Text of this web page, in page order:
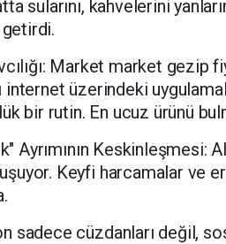
sularını, kahvelerini
getirdi.
Market market gezip
internet üzerindeki
bir rutin. En ucuz ürünü
Ayrımının Keskinleşmesi:
Keyfi harcamalar ve
sadece cüzdanları değil,